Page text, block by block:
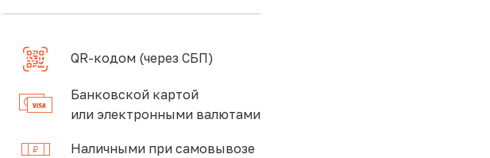
QR-кодом (через СБП)
Банковской картой
или электронными валютами
Наличными при самовывозе